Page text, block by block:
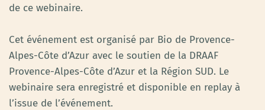
de ce webinaire.
Cet événement est organisé par Bio de Provence-
Alpes-Côte d’Azur avec le soutien de la DRAAF
Provence-Alpes-Côte d’Azur et la Région SUD. Le
webinaire sera enregistré et disponible en replay à
l’issue de l’événement.